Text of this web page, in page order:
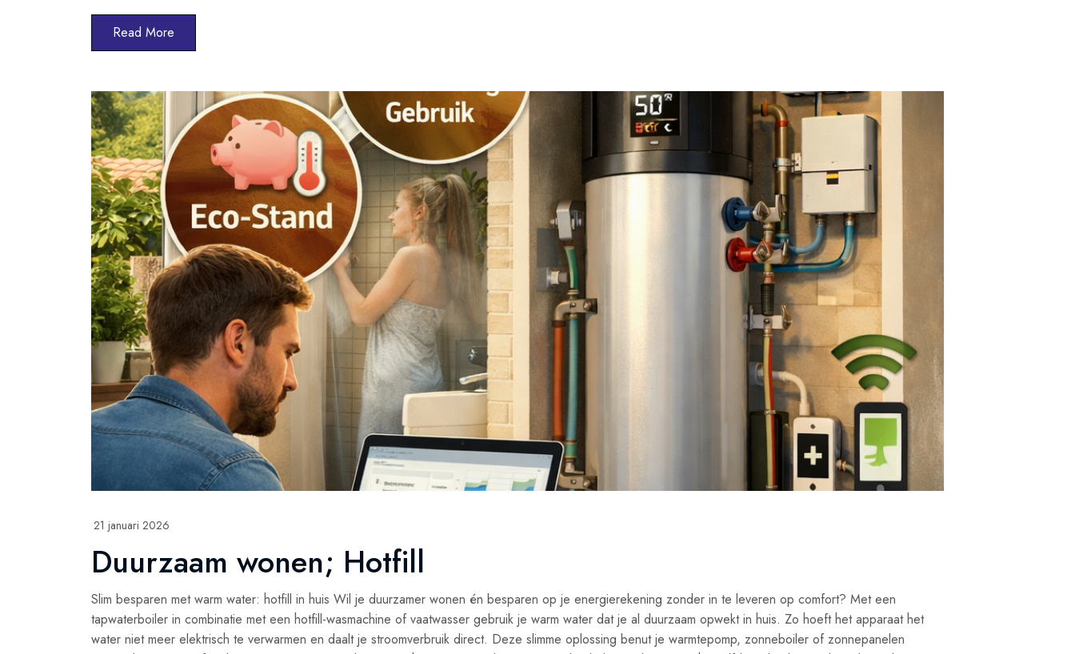
Read More
21 januari 2026
Duurzaam wonen; Hotfill
Slim besparen met warm water: hotfill in huis Wil je duurzamer wonen én besparen op je energierekening zonder in te leveren op comfort? Met een
tapwaterboiler in combinatie met een hotfill-wasmachine of vaatwasser gebruik je warm water dat je al duurzaam opwekt in huis. Zo hoeft het apparaat het
water niet meer elektrisch te verwarmen en daalt je stroomverbruik direct. Deze slimme oplossing benut je warmtepomp, zonneboiler of zonnepanelen